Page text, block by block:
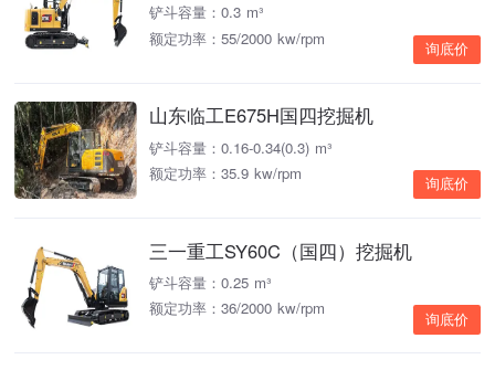
铲斗容量：0.3 m³
额定功率：55/2000 kw/rpm
询底价
山东临工E675H国四挖掘机
铲斗容量：0.16-0.34(0.3) m³
额定功率：35.9 kw/rpm
询底价
三一重工SY60C（国四）挖掘机
铲斗容量：0.25 m³
额定功率：36/2000 kw/rpm
询底价